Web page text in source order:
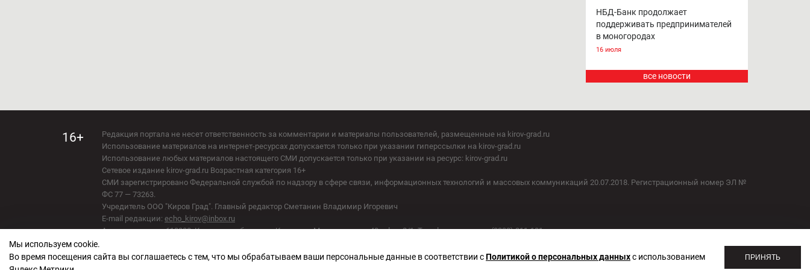
НБД-Банк продолжает
поддерживать предпринимателей
в моногородах
16 июля
все новости
16+
Редакция портала не несет ответственность за комментарии и материалы пользователей, размещенные на kirov-grad.ru
Использование материалов на интернет-ресурсах допускается только при указании гиперссылки на kirov-grad.ru
Использование любых материалов настоящего СМИ допускается только при указании на ресурс: kirov-grad.ru
Сетевое издание kirov-grad.ru Возрастная категория 16+
СМИ зарегистрировано Федеральной службой по надзору в сфере связи, информационных технологий и массовых коммуникаций 20.07.2018. Регистрационный номер ЭЛ №
ФС 77 — 73263.
Учредитель ООО "Киров Град". Главный редактор Сметанин Владимир Игоревич
E-mail редакции: echo_kirov@inbox.ru
Адрес редакции: 610000, Кировская область, г. Киров, ул. Московская, д. 40, офис 2/1. Телефон редакции: (8332) 211-101
Политика обработки персональных данных
Мы используем cookie.
Во время посещения сайта вы соглашаетесь с тем, что мы обрабатываем ваши персональные данные в соответствии сПолитикой о персональных данныхс использованием
ПРИНЯТЬ